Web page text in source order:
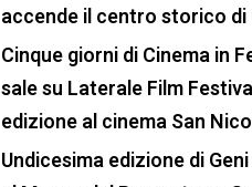
accende il centro storico di
Cinque giorni di Cinema in
salesu Laterale Film
edizione al cinema San
Undicesima edizione di